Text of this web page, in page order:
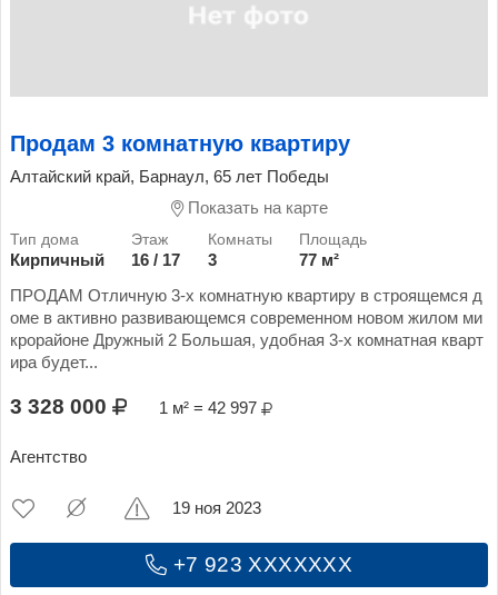
Продам 3 комнатную квартиру
Алтайский край, Барнаул, 65 лет Победы
Показать на карте
Кирпичный 16 / 17 3
77 м²
ПРОДАМ Отличную 3-х комнатную квартиру в строящемся д
оме в активно развивающемся современном новом жилом ми
крорайоне Дружный 2 Большая, удобная 3-х комнатная кварт
ира будет...
3 328 000 1 м² = 42 997
Агентство
+7 923 XXXXXXX
19 ноя 2023